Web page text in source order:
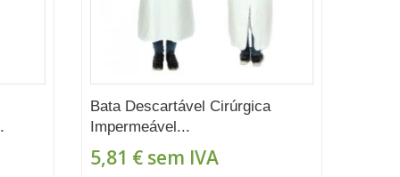
Bata Descartável Cirúrgica
Impermeável...
5,81 €sem IVA